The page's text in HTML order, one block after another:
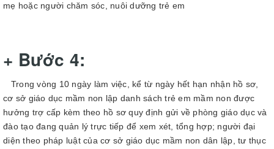
mẹ hoặc người chăm sóc, nuôi dưỡng trẻ em
+ Bước 4:
Trong vòng 10 ngày làm việc, kể từ ngày hết hạn nhận hồ sơ,
cơ sở giáo dục mầm non lập danh sách trẻ em mầm non được
hưởng trợ cấp kèm theo hồ sơ quy định gửi về phòng giáo dục và
đào tạo đang quản lý trực tiếp để xem xét, tổng hợp; người đại
diện theo pháp luật của cơ sở giáo dục mầm non dân lập, tư thục